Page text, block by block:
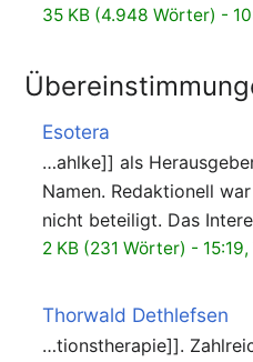
35 KB (4.948 Wörter) -
Esotera
…ahlke]] als
Namen. Redaktionell war
nicht beteiligt. Das
2 KB (231 Wörter) - 15:19,
Thorwald Dethlefsen
…tionstherapie]].